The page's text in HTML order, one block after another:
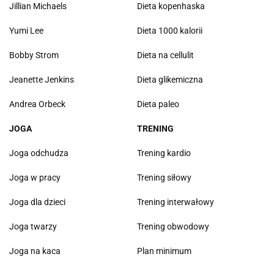
Jillian Michaels
Yumi Lee
Bobby Strom
Jeanette Jenkins
Andrea Orbeck
Dieta kopenhaska
Dieta 1000 kalorii
Dieta na cellulit
Dieta glikemiczna
Dieta paleo
JOGA
Joga odchudza
Joga w pracy
Joga dla dzieci
Joga twarzy
Joga na kaca
TRENING
Trening kardio
Trening siłowy
Trening interwałowy
Trening obwodowy
Plan minimum